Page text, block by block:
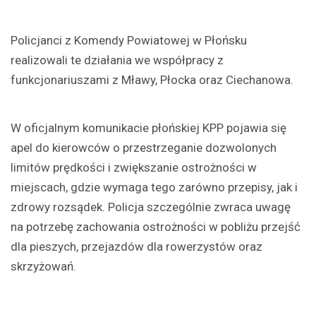
Policjanci z Komendy Powiatowej w Płońsku
realizowali te działania we współpracy z
funkcjonariuszami z Mławy, Płocka oraz Ciechanowa.
W oficjalnym komunikacie płońskiej KPP pojawia się
apel do kierowców o przestrzeganie dozwolonych
limitów prędkości i zwiększanie ostrożności w
miejscach, gdzie wymaga tego zarówno przepisy, jak i
zdrowy rozsądek. Policja szczególnie zwraca uwagę
na potrzebę zachowania ostrożności w pobliżu przejść
dla pieszych, przejazdów dla rowerzystów oraz
skrzyżowań.